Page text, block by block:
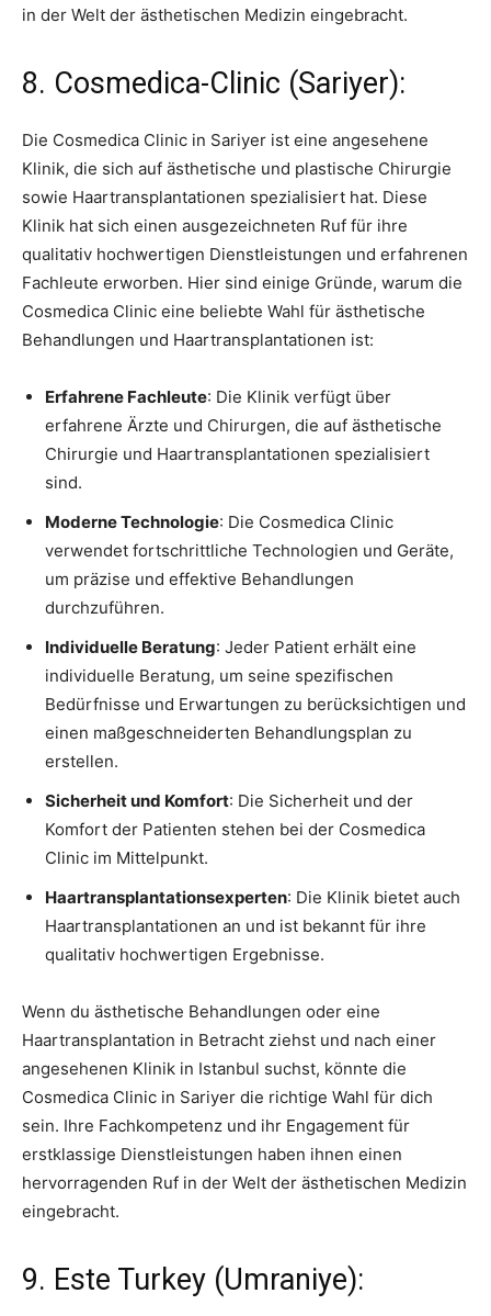
in der Welt der ästhetischen Medizin eingebracht.
8. Cosmedica-Clinic (Sariyer):
Die Cosmedica Clinic in Sariyer ist eine angesehene
Klinik, die sich auf ästhetische und plastische Chirurgie
sowie Haartransplantationen spezialisiert hat. Diese
Klinik hat sich einen ausgezeichneten Ruf für ihre
qualitativ hochwertigen Dienstleistungen und erfahrenen
Fachleute erworben. Hier sind einige Gründe, warum die
Cosmedica Clinic eine beliebte Wahl für ästhetische
Behandlungen und Haartransplantationen ist:
Erfahrene Fachleute: Die Klinik verfügt über
erfahrene Ärzte und Chirurgen, die auf ästhetische
Chirurgie und Haartransplantationen spezialisiert
sind.
Moderne Technologie: Die Cosmedica Clinic
verwendet fortschrittliche Technologien und Geräte,
um präzise und effektive Behandlungen
durchzuführen.
Individuelle Beratung: Jeder Patient erhält eine
individuelle Beratung, um seine spezifischen
Bedürfnisse und Erwartungen zu berücksichtigen und
einen maßgeschneiderten Behandlungsplan zu
erstellen.
Sicherheit und Komfort: Die Sicherheit und der
Komfort der Patienten stehen bei der Cosmedica
Clinic im Mittelpunkt.
Haartransplantationsexperten: Die Klinik bietet auch
Haartransplantationen an und ist bekannt für ihre
qualitativ hochwertigen Ergebnisse.
Wenn du ästhetische Behandlungen oder eine
Haartransplantation in Betracht ziehst und nach einer
angesehenen Klinik in Istanbul suchst, könnte die
Cosmedica Clinic in Sariyer die richtige Wahl für dich
sein. Ihre Fachkompetenz und ihr Engagement für
erstklassige Dienstleistungen haben ihnen einen
hervorragenden Ruf in der Welt der ästhetischen Medizin
eingebracht.
9. Este Turkey (Umraniye):